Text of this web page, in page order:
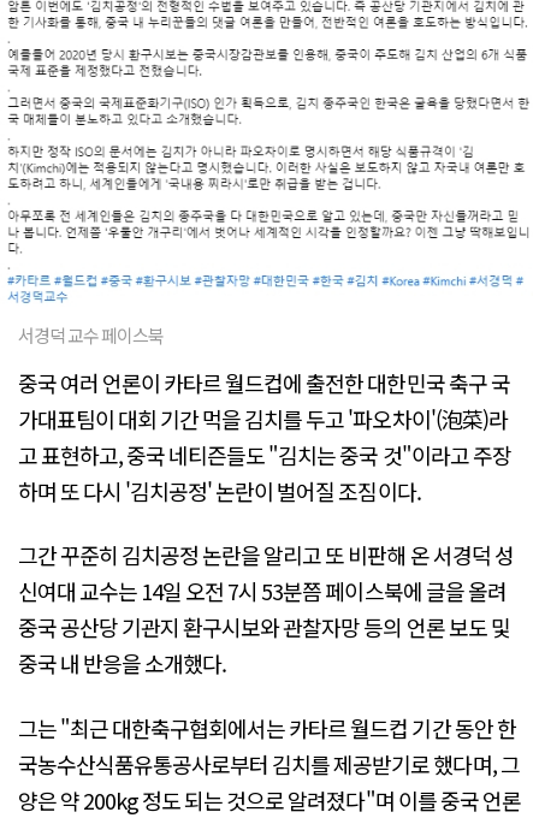
서경덕 교수 페이스북
중국 여러 언론이 카타르 월드컵에 출전한 대한민국 축구 국
가대표팀이 대회 기간 먹을 김치를 두고 '파오차이'(泡菜)라
고 표현하고, 중국 네티즌들도 "김치는 중국 것"이라고 주장
하며 또 다시 '김치공정' 논란이 벌어질 조짐이다.
그간 꾸준히 김치공정 논란을 알리고 또 비판해 온 서경덕 성
신여대 교수는 14일 오전 7시 53분쯤 페이스북에 글을 올려
중국 공산당 기관지 환구시보와 관찰자망 등의 언론 보도 및
중국 내 반응을 소개했다.
그는 "최근 대한축구협회에서는 카타르 월드컵 기간 동안 한
국농수산식품유통공사로부터 김치를 제공받기로 했다며, 그
양은 약 200kg 정도 되는 것으로 알려졌다"며 이를 중국 언론